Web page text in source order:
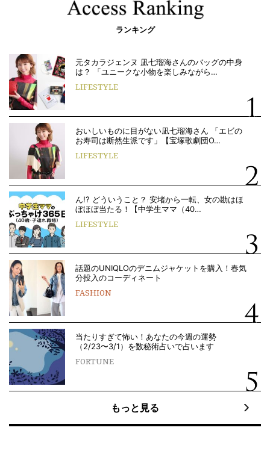
ランキング
元タカラジェンヌ 凪七瑠海さんのバッグの中身
は？ 「ユニークな小物を楽しみながら…
LIFESTYLE
おいしいものに目がない凪七瑠海さん 「エビの
お寿司は断然生派です」【宝塚歌劇団O…
LIFESTYLE
ん!? どういうこと？ 安堵から一転、女の勘はほ
ぼほぼ当たる！【中学生ママ（40…
LIFESTYLE
話題のUNIQLOのデニムジャケットを購入！春気
分投入のコーディネート
FASHION
当たりすぎて怖い！あなたの今週の運勢
（2/23〜3/1）を数秘術占いで占います
FORTUNE
もっと見る